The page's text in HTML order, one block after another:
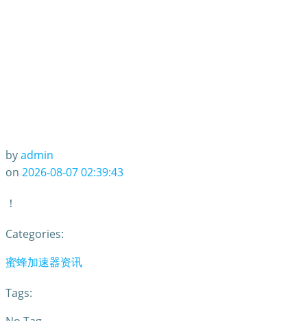
byadmin
on 2026-08-07 02:39:43
！
Categories:
蜜蜂加速器资讯
Tags: